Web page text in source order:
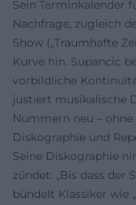
Sein Terminkalender
Nachfrage, zugleich
Show („Traumhafte
Kurve hin. Supancic
vorbildliche
justiert musikalische
Nummern neu –
Diskographie und
Seine Diskographie
zündet: „Bis dass der
bündelt Klassiker wie